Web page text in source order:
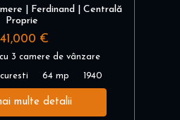
| Ferdinand | Centrală
Proprie
€
3 camere de vânzare
64 mp 1940
multe detalii